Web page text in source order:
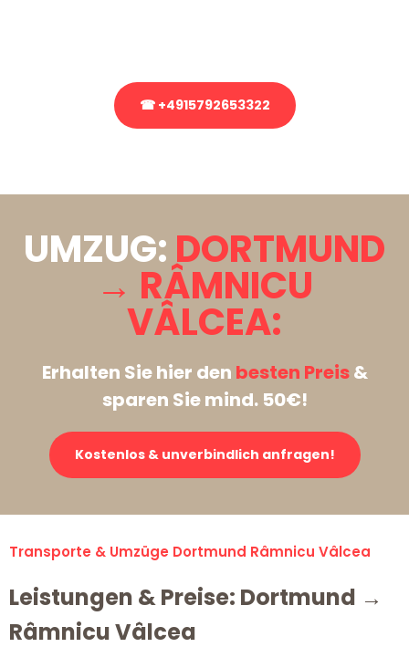
☎ +4915792653322
UMZUG:DORTMUND
→ RÂMNICU
VÂLCEA:
Erhalten Sie hier den besten Preis&
sparen Sie mind. 50€!
Kostenlos & unverbindlich anfragen!
Transporte & Umzüge Dortmund Râmnicu Vâlcea
Leistungen & Preise: Dortmund →
Râmnicu Vâlcea